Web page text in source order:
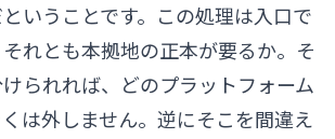
ということです。この処理は入口で
れとも本拠地の正本が要るか。そ
られれば、どのプラットフォーム
は外しません。逆にそこを間違え